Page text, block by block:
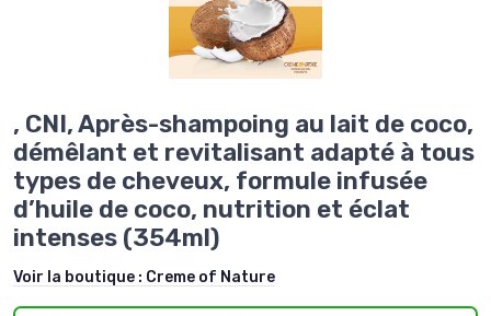
, CNI, Après-shampoing au lait de coco,
démêlant et revitalisant adapté à tous
types de cheveux, formule infusée
d’huile de coco, nutrition et éclat
intenses (354ml)
Voir la boutique : Creme of Nature